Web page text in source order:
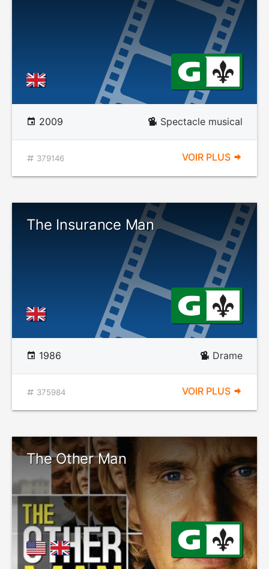
2009 Spectacle musical
379146 VOIR PLUS
The Insurance Man
1986 Drame
375984 VOIR PLUS
The Other Man